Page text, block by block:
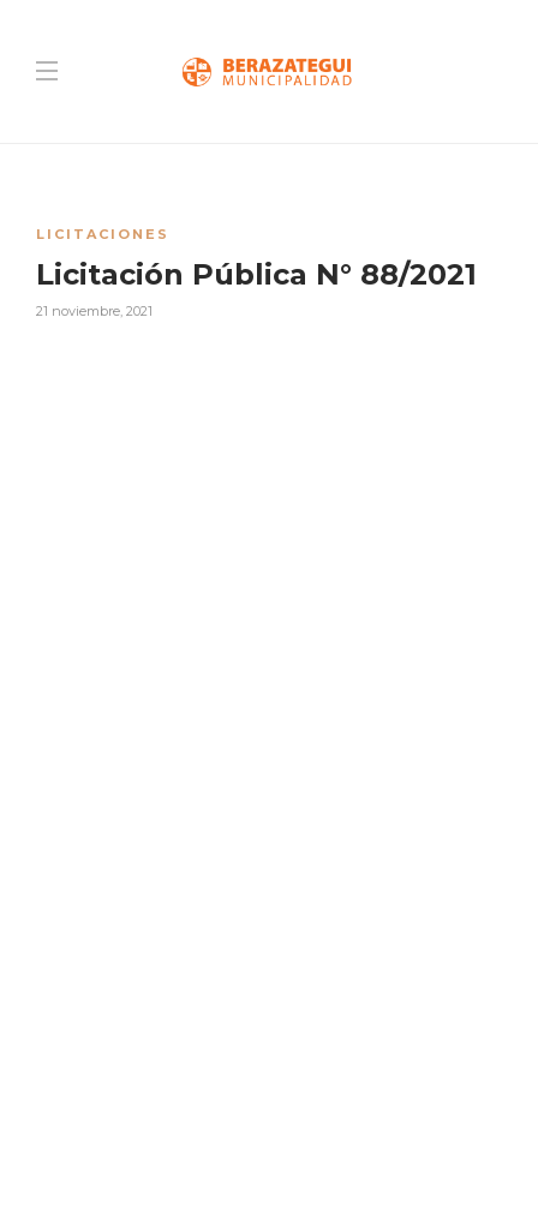
LICITACIONES
Licitación Pública N° 88/2021
21 noviembre, 2021